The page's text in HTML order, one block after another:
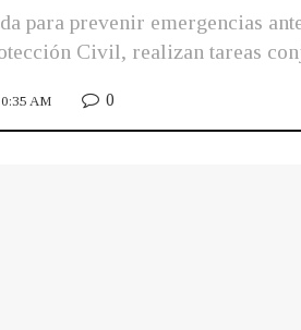
para prevenir emergencias
Civil, realizan tareas
AM 0